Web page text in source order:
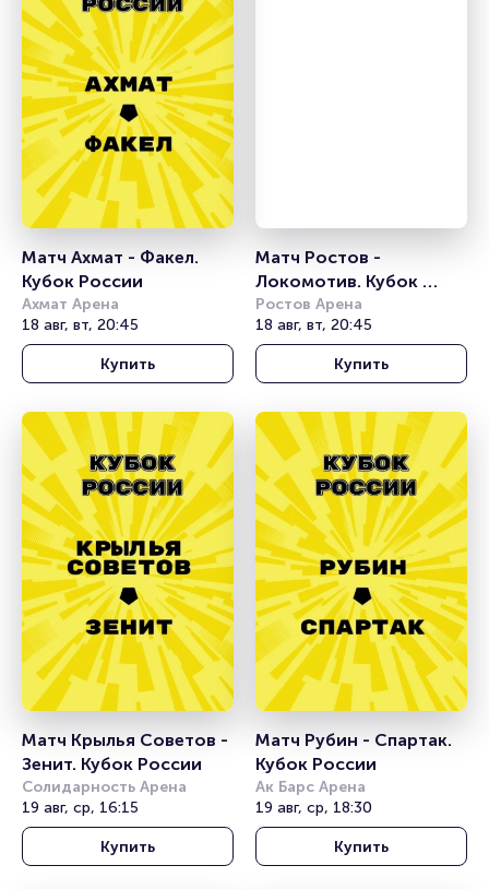
Матч Ахмат - Факел.
Кубок России
Ахмат Арена
18 авг, вт, 20:45
Купить
Матч Ростов -
Локомотив. Кубок
России
Ростов Арена
18 авг, вт, 20:45
Купить
Матч Крылья Советов -
Зенит. Кубок России
Солидарность Арена
19 авг, ср, 16:15
Купить
Матч Рубин - Спартак.
Кубок России
Ак Барс Арена
19 авг, ср, 18:30
Купить